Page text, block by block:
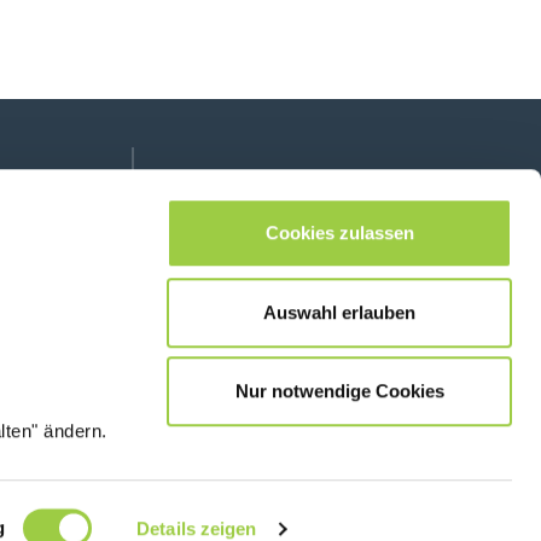
ändern.
Details zeigen
Cookies zulassen
Auswahl erlauben
Nur notwendige Cookies
© Copyright
Rechtliche Informationen &